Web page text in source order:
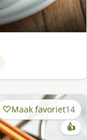
Maak favoriet14
👍